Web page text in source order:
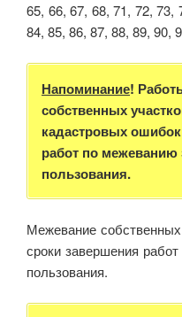
65, 66, 67, 68, 71, 72, 73,
84, 85, 86, 87, 88, 89, 90,
Напоминание!
собственных
кадастровых
работ по
пользования.
Межевание собственных
сроки завершения
пользования.